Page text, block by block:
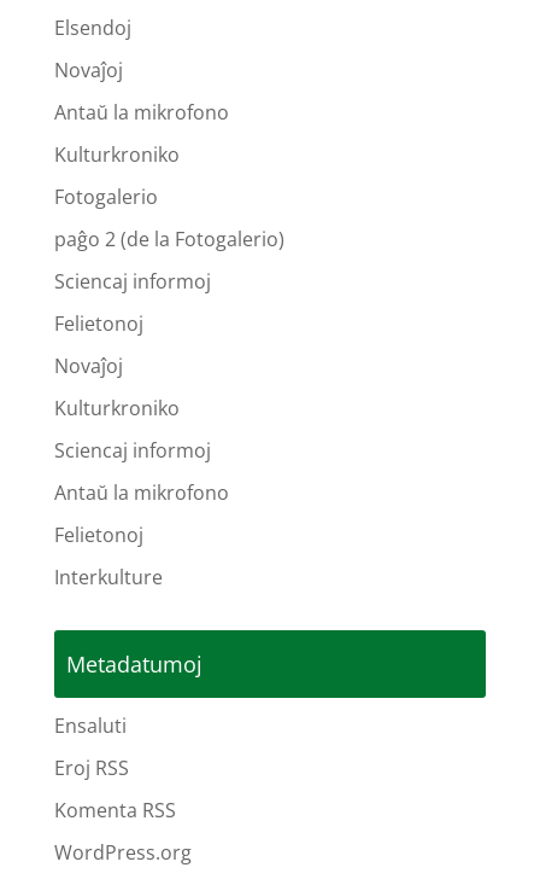
Elsendoj
Novaĵoj
Antaŭ la mikrofono
Kulturkroniko
Fotogalerio
paĝo 2 (de la Fotogalerio)
Sciencaj informoj
Felietonoj
Novaĵoj
Kulturkroniko
Sciencaj informoj
Antaŭ la mikrofono
Felietonoj
Interkulture
Metadatumoj
Ensaluti
Eroj RSS
Komenta RSS
WordPress.org